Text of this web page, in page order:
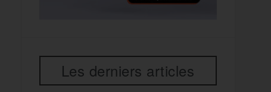
Les derniers articles